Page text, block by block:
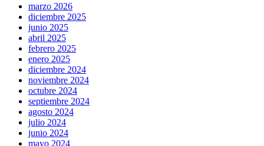
marzo 2026
diciembre 2025
junio 2025
abril 2025
febrero 2025
enero 2025
diciembre 2024
noviembre 2024
octubre 2024
septiembre 2024
agosto 2024
julio 2024
junio 2024
mayo 2024